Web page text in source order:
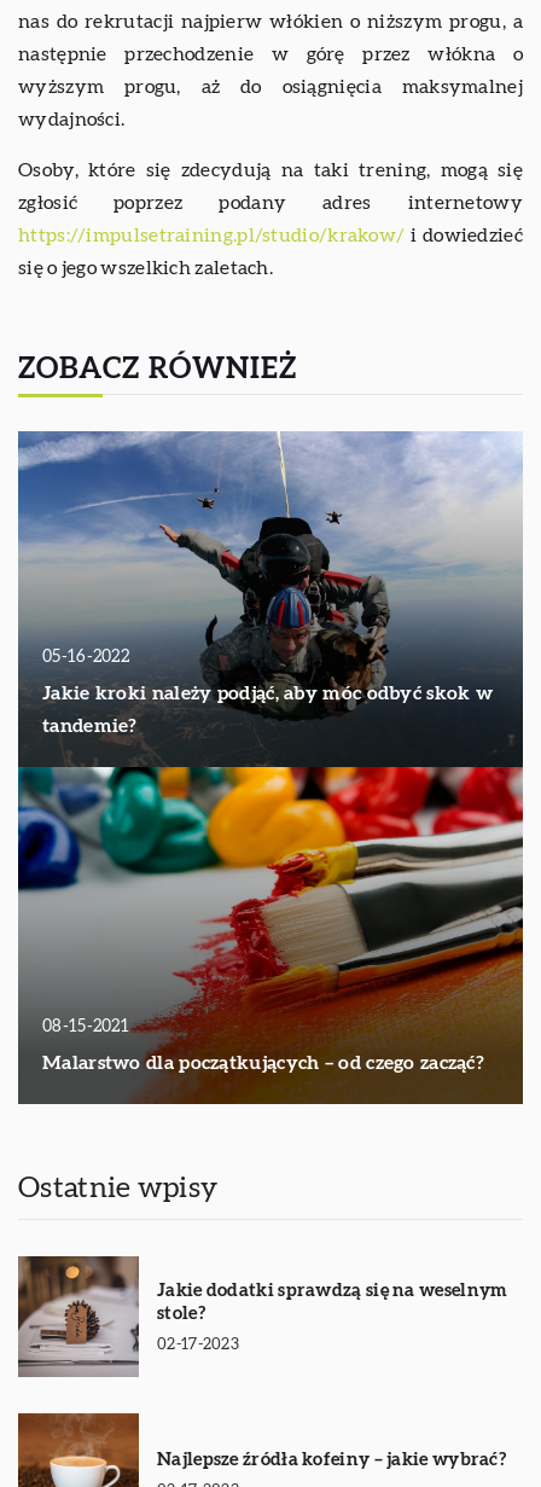
nas do rekrutacji najpierw włókien o niższym progu, a
następnie przechodzenie w górę przez włókna o
wyższym progu, aż do osiągnięcia maksymalnej
wydajności.
Osoby, które się zdecydują na taki trening, mogą się
zgłosić poprzez podany adres internetowy
https://impulsetraining.pl/studio/krakow/ i dowiedzieć
się o jego wszelkich zaletach.
ZOBACZ RÓWNIEŻ
05-16-2022
Jakie kroki należy podjąć, aby móc odbyć skok w
tandemie?
08-15-2021
Malarstwo dla początkujących – od czego zacząć?
Ostatnie wpisy
Jakie dodatki sprawdzą się na weselnym
stole?
02-17-2023
Najlepsze źródła kofeiny – jakie wybrać?